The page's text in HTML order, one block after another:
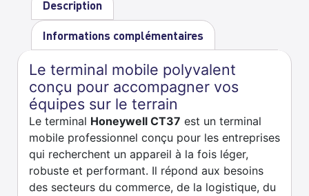
Description
Informations complémentaires
Le terminal mobile polyvalent
conçu pour accompagner vos
équipes sur le terrain
Le terminal Honeywell CT37 est un terminal
mobile professionnel conçu pour les entreprises
qui recherchent un appareil à la fois léger,
robuste et performant. Il répond aux besoins
des secteurs du commerce, de la logistique, du